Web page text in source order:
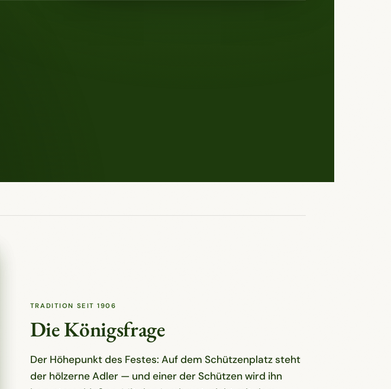
TRADITION SEIT 1906
Die Königsfrage
Der Höhepunkt des Festes: Auf dem Schützenplatz steht